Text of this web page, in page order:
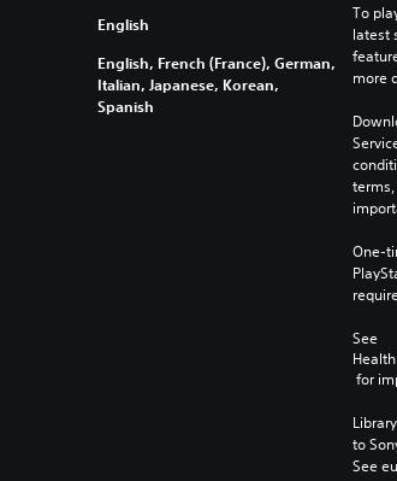
English
English, French (France), German,
Italian, Japanese, Korean,
Spanish
To
latest
more
One-
See
for
to
See